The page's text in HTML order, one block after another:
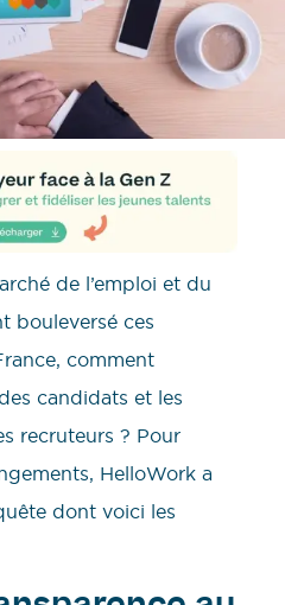
de l’emploi et du
bouleversé ces
comment
candidats et les
recruteurs ? Pour
HelloWork a
dont voici les